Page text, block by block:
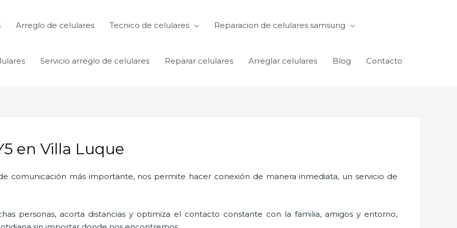
Arreglo de celulares Tecnico de celulares Reparacion de celulares samsung
Servicio arreglo de celulares Reparar celulares Arreglar celulares Blog Contacto
en Villa Luque
comunicación más importante, nos permite hacer conexión de manera inmediata, un servicio de
personas, acorta distancias y optimiza el contacto constante con la familia, amigos y entorno,